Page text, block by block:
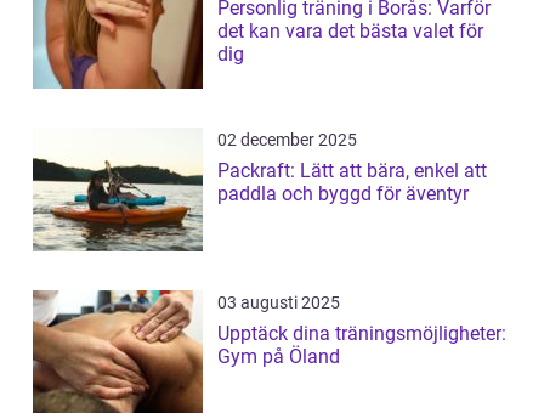
Personlig träning i Borås: Varför
det kan vara det bästa valet för
dig
02 december 2025
Packraft: Lätt att bära, enkel att
paddla och byggd för äventyr
03 augusti 2025
Upptäck dina träningsmöjligheter:
Gym på Öland